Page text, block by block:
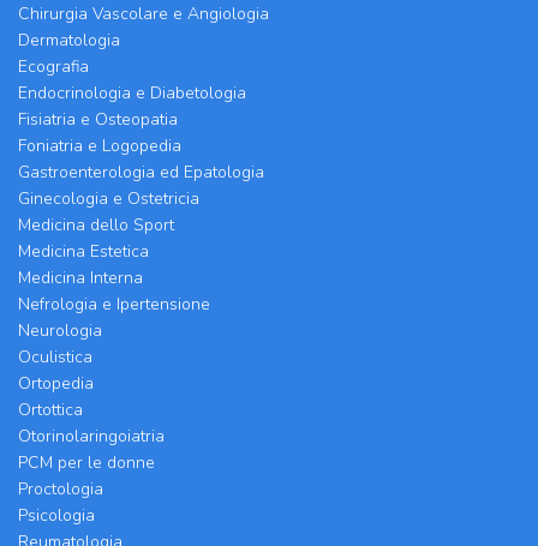
Chirurgia Vascolare e Angiologia
Dermatologia
Ecografia
Endocrinologia e Diabetologia
Fisiatria e Osteopatia
Foniatria e Logopedia
Gastroenterologia ed Epatologia
Ginecologia e Ostetricia
Medicina dello Sport
Medicina Estetica
Medicina Interna
Nefrologia e Ipertensione
Neurologia
Oculistica
Ortopedia
Ortottica
Otorinolaringoiatria
PCM per le donne
Proctologia
Psicologia
Reumatologia